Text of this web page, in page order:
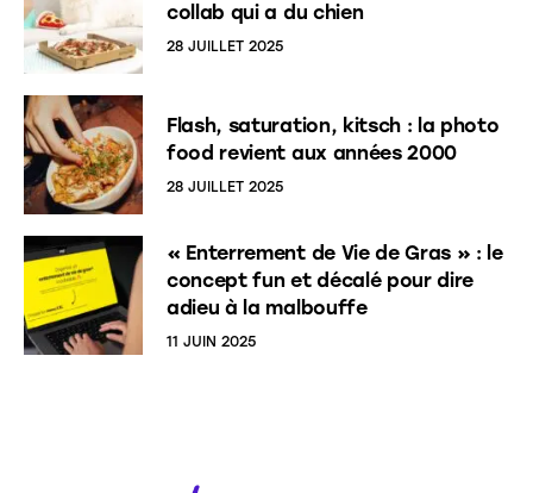
collab qui a du chien
28 JUILLET 2025
Flash, saturation, kitsch : la photo
food revient aux années 2000
28 JUILLET 2025
« Enterrement de Vie de Gras » : le
concept fun et décalé pour dire
adieu à la malbouffe
11 JUIN 2025